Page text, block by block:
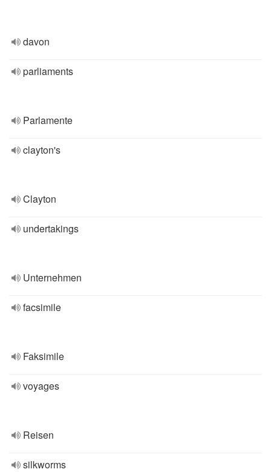
davon
parliaments
Parlamente
clayton's
Clayton
undertakings
Unternehmen
facsimile
Faksimile
voyages
Reisen
silkworms